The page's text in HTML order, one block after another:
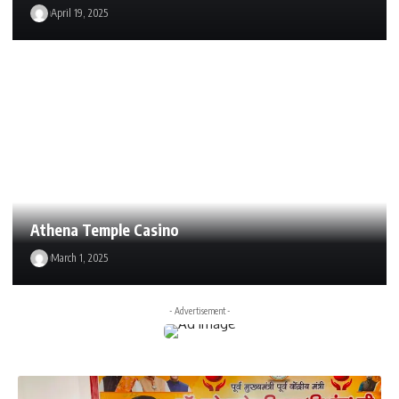
April 19, 2025
Athena Temple Casino
March 1, 2025
- Advertisement -